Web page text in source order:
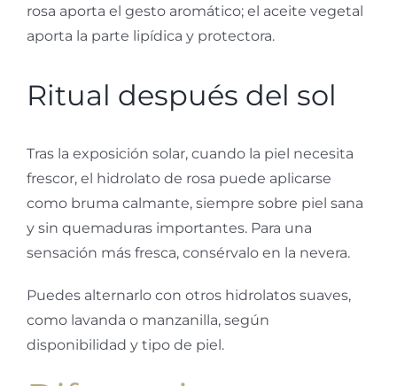
rosa aporta el gesto aromático; el aceite vegetal
aporta la parte lipídica y protectora.
Ritual después del sol
Tras la exposición solar, cuando la piel necesita
frescor, el hidrolato de rosa puede aplicarse
como bruma calmante, siempre sobre piel sana
y sin quemaduras importantes. Para una
sensación más fresca, consérvalo en la nevera.
Puedes alternarlo con otros hidrolatos suaves,
como lavanda o manzanilla, según
disponibilidad y tipo de piel.